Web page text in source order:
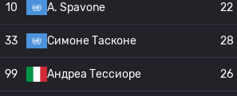
10 A. Spavone 22
33 Симоне Тасконе 28
99 Андреа Тессиоре 26